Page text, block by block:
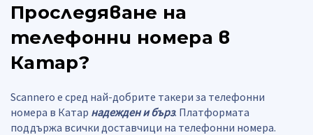
Проследяване на
телефонни номера в
Катар?
Scannero е сред най-добрите такери за телефонни
номера в Катар надежден и бърз. Платформата
поддържа всички доставчици на телефонни номера.